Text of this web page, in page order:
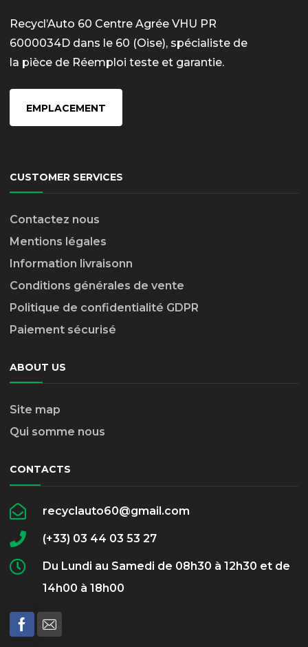
Recycl’Auto 60 Centre Agrée VHU PR
6000034D dans le 60 (Oise), spécialiste de
la pièce de Réemploi teste et garantie.
EMPLACEMENT
CUSTOMER SERVICES
Contactez nous
Mentions légales
Information livraisonn
Conditions générales de vente
Politique de confidentialité GDPR
Paiement sécurisé
ABOUT US
Site map
Qui somme nous
CONTACTS
recyclauto60@gmail.com
(+33) 03 44 03 53 27
Du Lundi au Samedi de 08h30 à 12h30 et de
14h00 à 18h00